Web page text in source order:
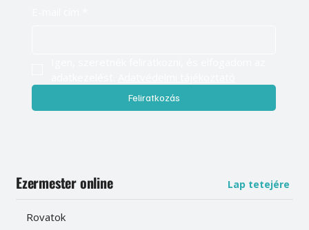
Feliratkozás
Ezermester online Lap tetejére
Rovatok